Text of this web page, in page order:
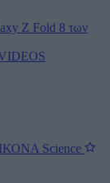
Z Fold 8 των
Science